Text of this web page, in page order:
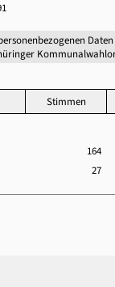
Stimmen
164
27